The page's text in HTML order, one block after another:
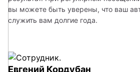
вы можете быть уверены, что ваш
служить вам долгие года.
Евгений Кордубан